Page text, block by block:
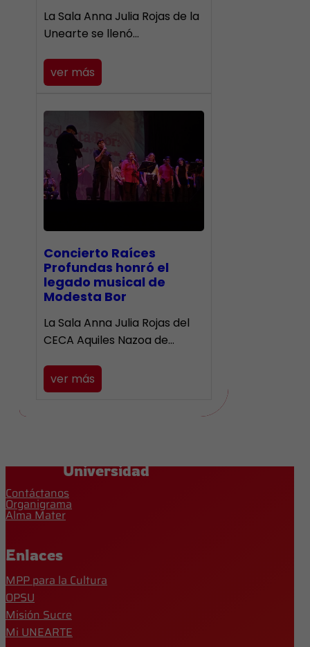
​La Sala Anna Julia Rojas de la
Unearte se llenó…
ver más
​Concierto Raíces
Profundas honró el
legado musical de
Modesta Bor
La Sala Anna Julia Rojas del
CECA Aquiles Nazoa de…
ver más
Universidad
Contáctanos
Organigrama
Alma Mater
Enlaces
MPP para la Cultura
OPSU
Misión Sucre
Mi UNEARTE